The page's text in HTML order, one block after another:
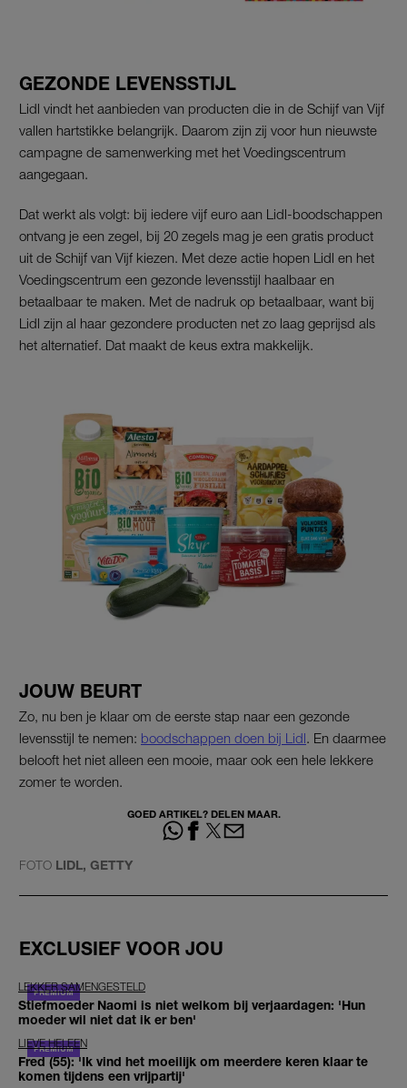
GEZONDE LEVENSSTIJL
Lidl vindt het aanbieden van producten die in de Schijf van Vijf
vallen hartstikke belangrijk. Daarom zijn zij voor hun nieuwste
campagne de samenwerking met het Voedingscentrum
aangegaan.
Dat werkt als volgt: bij iedere vijf euro aan Lidl-boodschappen
ontvang je een zegel, bij 20 zegels mag je een gratis product
uit de Schijf van Vijf kiezen. Met deze actie hopen Lidl en het
Voedingscentrum een gezonde levensstijl haalbaar en
betaalbaar te maken. Met de nadruk op betaalbaar, want bij
Lidl zijn al haar gezondere producten net zo laag geprijsd als
het alternatief. Dat maakt de keus extra makkelijk.
JOUW BEURT
Zo, nu ben je klaar om de eerste stap naar een gezonde
levensstijl te nemen: boodschappen doen bij Lidl. En daarmee
belooft het niet alleen een mooie, maar ook een hele lekkere
zomer te worden.
GOED ARTIKEL? DELEN MAAR.
FOTO LIDL, GETTY
EXCLUSIEF VOOR JOU
LEKKER SAMENGESTELD
Stiefmoeder Naomi is niet welkom bij verjaardagen: 'Hun
moeder wil niet dat ik er ben'
LIEVE HELEEN
Fred (55): 'Ik vind het moeilijk om meerdere keren klaar te
komen tijdens een vrijpartij'